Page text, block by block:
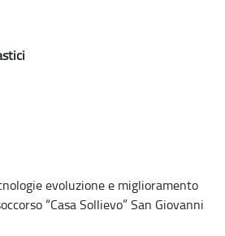
evoluzione e miglioramento
“Casa Sollievo” San Giovanni